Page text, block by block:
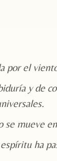
por el
y de
se mueve
ha